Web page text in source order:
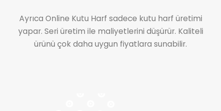
Ayrıca Online Kutu Harf sadece kutu harf üretimi
yapar. Seri üretim ile maliyetlerini düşürür. Kaliteli
ürünü çok daha uygun fiyatlara sunabilir.